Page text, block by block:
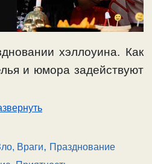
хэллоуина. Как
и юмора задействуют
Враги, Празднование